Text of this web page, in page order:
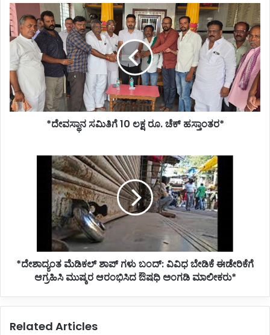
*ದೇವಸ್ಥಾನ
ಸಮಿತಿಗೆ
10
ಲಕ್ಷ
ರೂ.
ಚೆಕ್
ಹಸ್ತಾಂತರ*
*ದೇವಸ್ಥಾನ ಸಮಿತಿಗೆ 10 ಲಕ್ಷ ರೂ. ಚೆಕ್ ಹಸ್ತಾಂತರ*
ಮುಷ್ಕರ
ಆರಂಭಿಸಿದ
*ದೇಶಾದ್ಯಂತ ಮೆಡಿಕಲ್ ಶಾಪ್ ಗಳು ಬಂದ್: ವಿವಿಧ ಬೇಡಿಕೆ ಈಡೇರಿಕೆಗೆ
ಆಗ್ರಹಿಸಿ ಮುಷ್ಕರ ಆರಂಭಿಸಿದ ಔಷಧಿ ಅಂಗಡಿ ಮಾಲೀಕರು*
Related Articles